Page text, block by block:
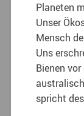
Planeten
Unser
Mensch
Uns
Bienen
spricht